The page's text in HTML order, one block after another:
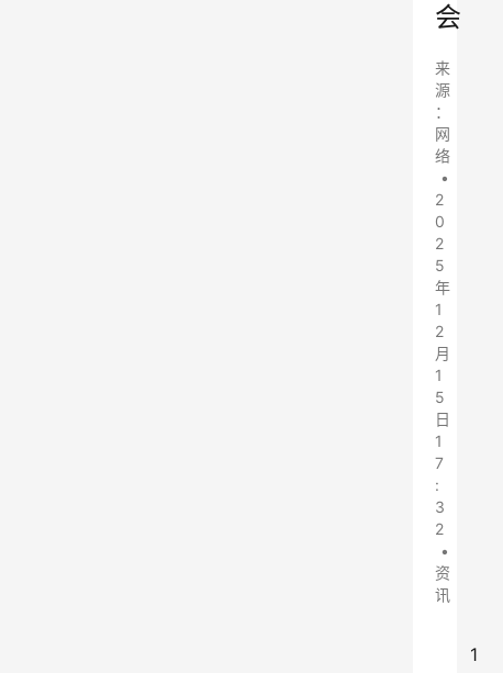
会
来
源
：
网
络
•
2
0
2
5
年
1
2
月
1
5
日
1
7
:
3
2
•
资
讯
1